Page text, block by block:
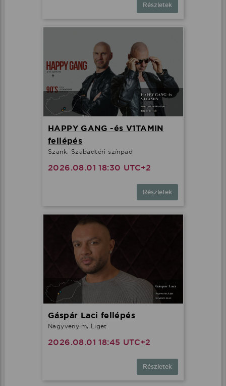
Részletek
HAPPY GANG -és V1TAMIN
fellépés
Szank, Szabadtéri színpad
2026.08.01 18:30 UTC+2
Részletek
Gáspár Laci fellépés
Nagyvenyim, Liget
2026.08.01 18:45 UTC+2
Részletek